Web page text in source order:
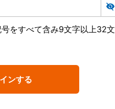
をすべて含み9文字以上32文